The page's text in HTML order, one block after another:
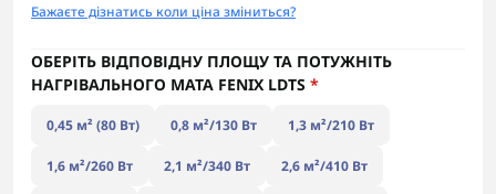
Бажаєте дізнатись коли ціна зміниться?
ОБЕРІТЬ ВІДПОВІДНУ ПЛОЩУ ТА ПОТУЖНІТЬ
НАГРІВАЛЬНОГО МАТА FENIX LDTS *
0,45 м² (80 Вт) 0,8 м²/130 Вт 1,3 м²/210 Вт
1,6 м²/260 Вт 2,1 м²/340 Вт 2,6 м²/410 Вт